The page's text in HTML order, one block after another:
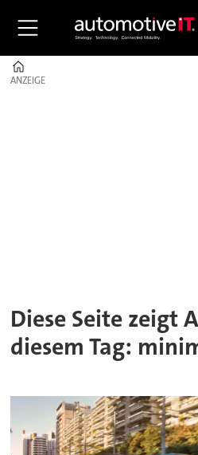
ANZEIGE
ANZEIGE
Diese Seite zeigt
diesem Tag: